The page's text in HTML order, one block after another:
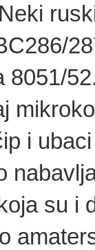
8051/
i
su i